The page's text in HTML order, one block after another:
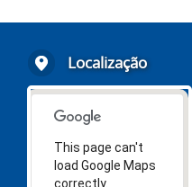
Localização
This page can't
load Google Maps
correctly.